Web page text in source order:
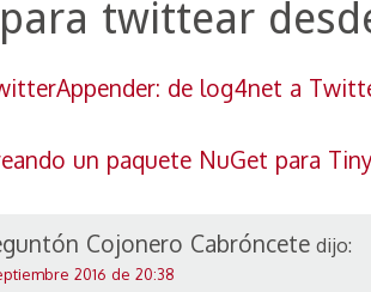
twittear
de log4net a
un paquete NuGet para
Cojonero Cabróncete dijo:
2016 de 20:38